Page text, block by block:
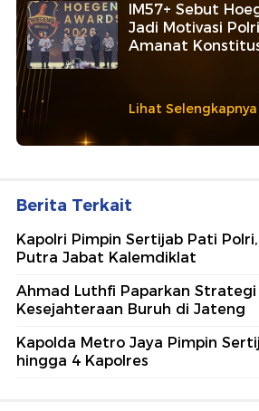
IM57+ Sebut
Jadi Motivasi
Amanat
Lihat Selengkapnya
Berita Terkait
Kapolri Pimpin Sertijab Pati
Putra Jabat Kalemdiklat
Ahmad Luthfi Paparkan
Kesejahteraan Buruh di Jateng
Kapolda Metro Jaya Pimpin
hingga 4 Kapolres